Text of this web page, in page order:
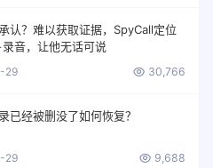
认？难以获取证据，SpyCall定位
音，让他无话可说
29 30,766
已经被删没了如何恢复？
29 9,688